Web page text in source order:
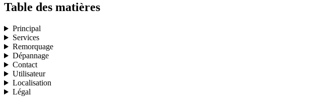
Table des matières
Principal
Services
Remorquage
Dépannage
Contact
Utilisateur
Localisation
Légal